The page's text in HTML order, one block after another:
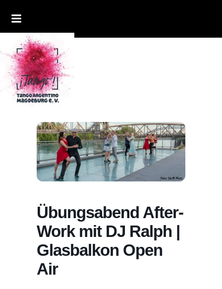
Übungsabend After-
Work mit DJ Ralph |
Glasbalkon Open
Air